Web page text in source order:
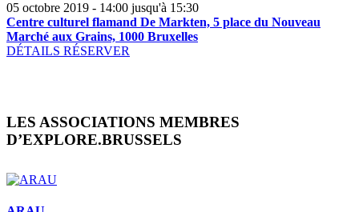
05 octobre 2019 - 14:00 jusqu'à 15:30
Centre culturel flamand De Markten, 5 place du Nouveau
Marché aux Grains, 1000 Bruxelles
DÉTAILS RÉSERVER
LES ASSOCIATIONS MEMBRES
D’EXPLORE.BRUSSELS